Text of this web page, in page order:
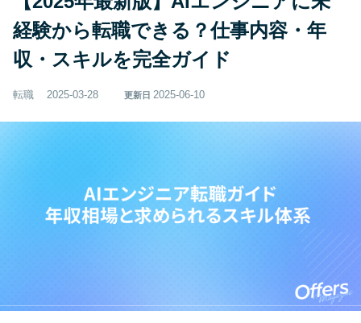
経験から転職できる？仕事内容・年
収・スキルを完全ガイド
転職 2025-03-28 更新日 2025-06-10